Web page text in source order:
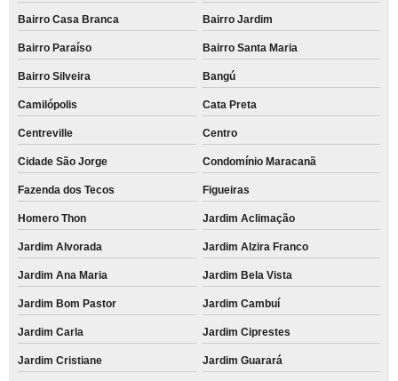
Bairro Casa Branca Bairro Jardim
Bairro Paraíso Bairro Santa Maria
Bairro Silveira Bangú
Camilópolis Cata Preta
Centreville Centro
Cidade São Jorge Condomínio Maracanã
Fazenda dos Tecos Figueiras
Homero Thon Jardim Aclimação
Jardim Alvorada Jardim Alzira Franco
Jardim Ana Maria Jardim Bela Vista
Jardim Bom Pastor Jardim Cambuí
Jardim Carla Jardim Ciprestes
Jardim Cristiane Jardim Guarará